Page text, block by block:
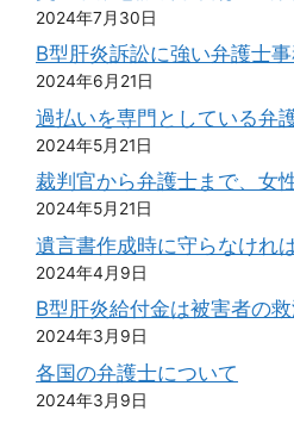
2024年7月30日
B型肝炎訴訟に強い弁護士
2024年6月21日
過払いを専門としている弁
2024年5月21日
裁判官から弁護士まで、女
2024年5月21日
遺言書作成時に守らなけれ
2024年4月9日
B型肝炎給付金は被害者の
2024年3月9日
各国の弁護士について
2024年3月9日